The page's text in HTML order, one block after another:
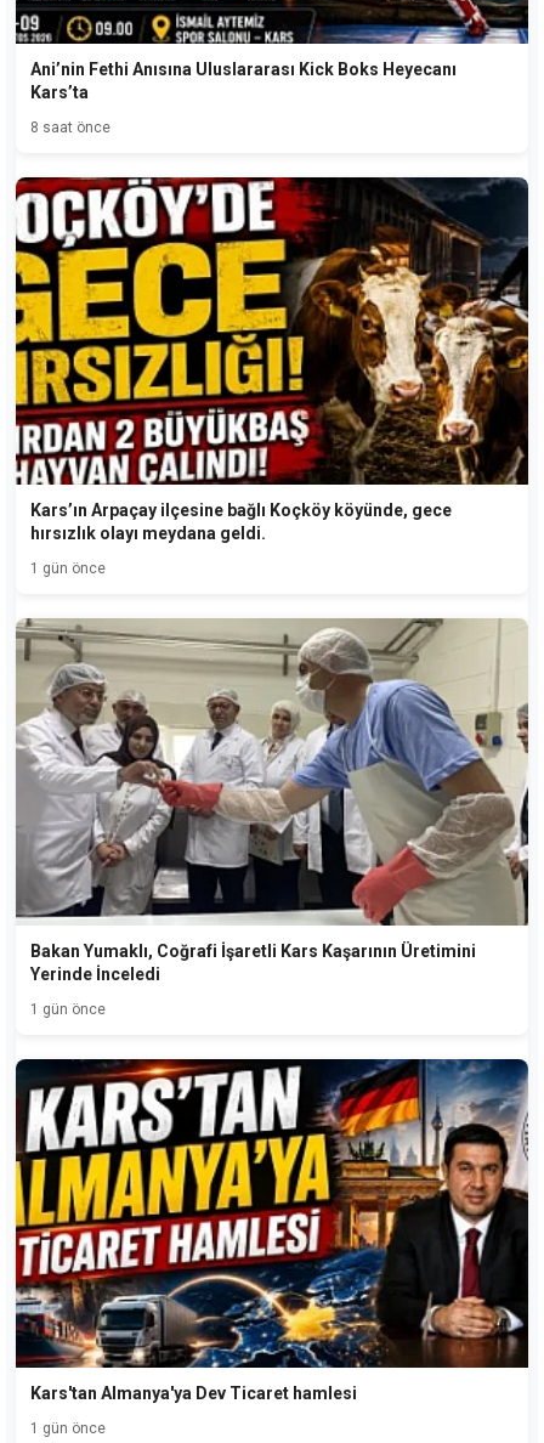
Ani’nin Fethi Anısına Uluslararası Kick Boks Heyecanı
Kars’ta
8 saat önce
Kars’ın Arpaçay ilçesine bağlı Koçköy köyünde, gece
hırsızlık olayı meydana geldi.
1 gün önce
Bakan Yumaklı, Coğrafi İşaretli Kars Kaşarının Üretimini
Yerinde İnceledi
1 gün önce
Kars'tan Almanya'ya Dev Ticaret hamlesi
1 gün önce